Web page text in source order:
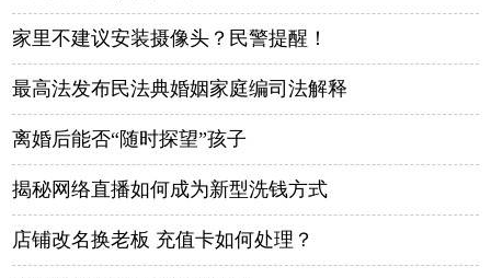
家里不建议安装摄像头？民警提醒！
最高法发布民法典婚姻家庭编司法解释
离婚后能否“随时探望”孩子
揭秘网络直播如何成为新型洗钱方式
店铺改名换老板 充值卡如何处理？